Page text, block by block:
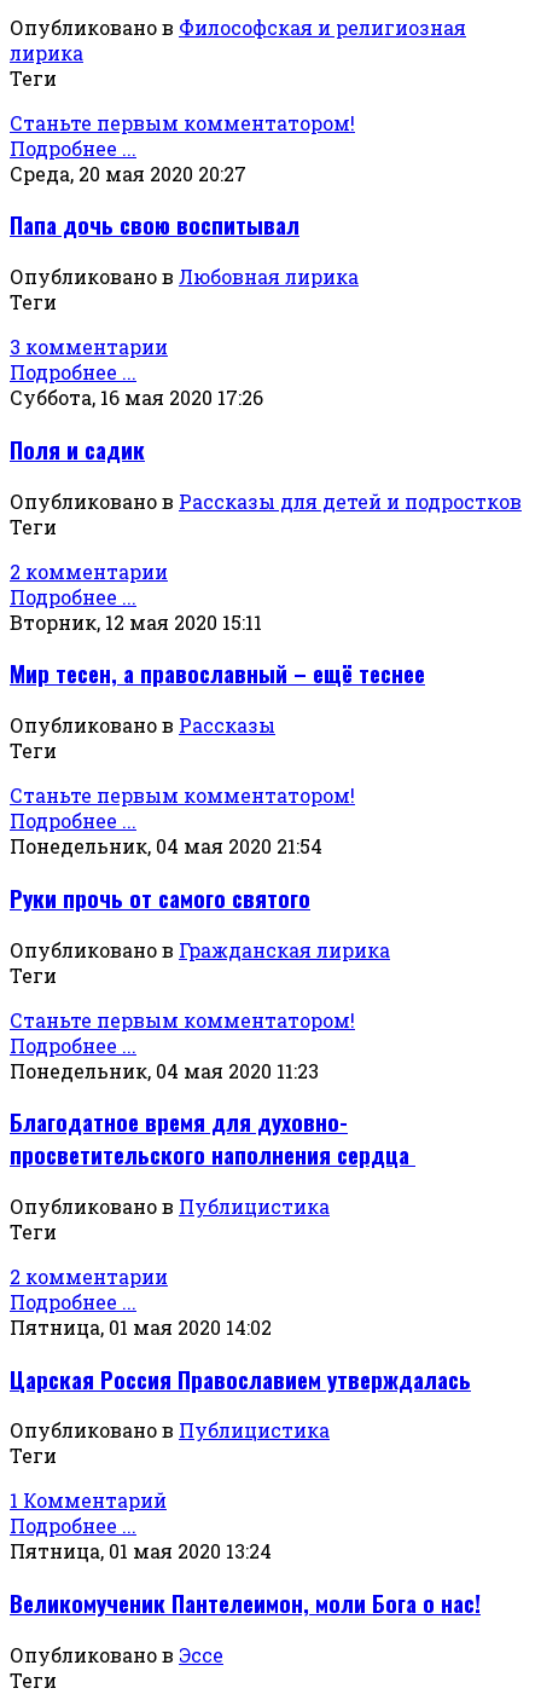
Опубликовано в Философская и религиозная
лирика
Теги
Станьте первым комментатором!
Подробнее ...
Среда, 20 мая 2020 20:27
Папа дочь свою воспитывал
Опубликовано в Любовная лирика
Теги
3 комментарии
Подробнее ...
Суббота, 16 мая 2020 17:26
Поля и садик
Опубликовано в Рассказы для детей и подростков
Теги
2 комментарии
Подробнее ...
Вторник, 12 мая 2020 15:11
Мир тесен, а православный – ещё теснее
Опубликовано в Рассказы
Теги
Станьте первым комментатором!
Подробнее ...
Понедельник, 04 мая 2020 21:54
Руки прочь от самого святого
Опубликовано в Гражданская лирика
Теги
Станьте первым комментатором!
Подробнее ...
Понедельник, 04 мая 2020 11:23
Благодатное время для духовно-
просветительского наполнения сердца
Опубликовано в Публицистика
Теги
2 комментарии
Подробнее ...
Пятница, 01 мая 2020 14:02
Царская Россия Православием утверждалась
Опубликовано в Публицистика
Теги
1 Комментарий
Подробнее ...
Пятница, 01 мая 2020 13:24
Великомученик Пантелеимон, моли Бога о нас!
Опубликовано в Эссе
Теги